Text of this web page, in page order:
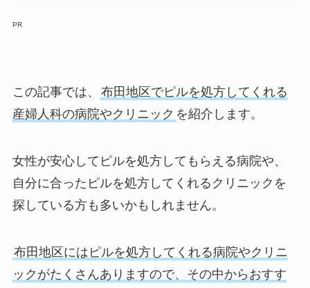
PR
この記事では、
布田地区でピルを処方してくれる
産婦人科の病院やクリニック を紹介します。
女性が安心してピルを処方してもらえる病院や、
自分に合ったピルを処方してくれるクリニックを
探している方も多いかもしれません。
布田地区にはピルを処方してくれる病院やクリニ
ックがたくさんありますので、その中からおすす